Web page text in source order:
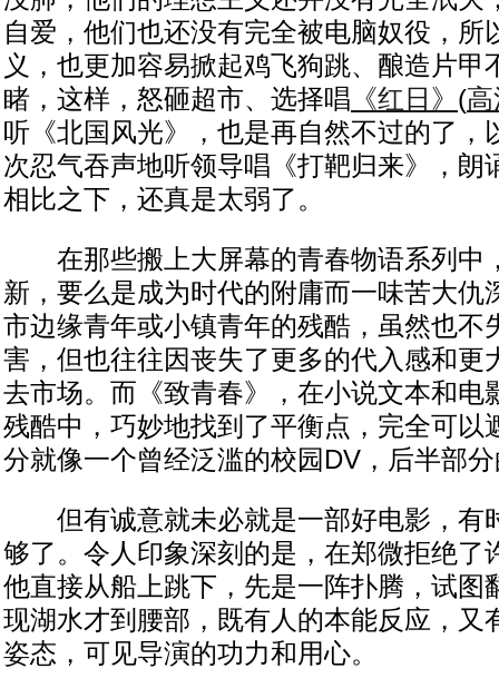
自爱，他们也还没有完全被电脑奴役，所
义，也更加容易掀起鸡飞狗跳、酿造片甲
睹，这样，怒砸超市、选择唱 《红日》 (
听《北国风光》，也是再自然不过的了，
次忍气吞声地听领导唱《打靶归来》，朗
相比之下，还真是太弱了。
在那些搬上大屏幕的青春物语系列中
新，要么是成为时代的附庸而一味苦大仇
市边缘青年或小镇青年的残酷，虽然也不
害，但也往往因丧失了更多的代入感和更
去市场。而《致青春》，在小说文本和电
残酷中，巧妙地找到了平衡点，完全可以
分就像一个曾经泛滥的校园DV，后半部
但有诚意就未必就是一部好电影，有
够了。令人印象深刻的是，在郑微拒绝了
他直接从船上跳下，先是一阵扑腾，试图
现湖水才到腰部，既有人的本能反应，又
姿态，可见导演的功力和用心。